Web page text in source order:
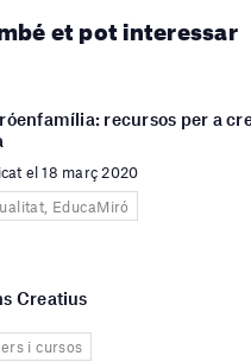
et pot interessar
recursos per a
el 18 març 2020
EducaMiró
Creatius
i cursos